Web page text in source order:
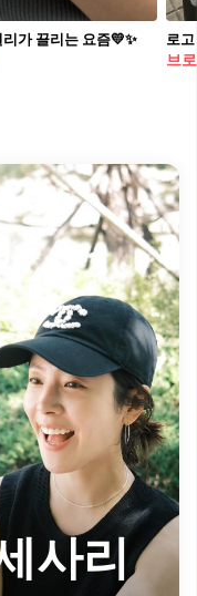
가 끌리는 요즘💛✨
로
브
사리